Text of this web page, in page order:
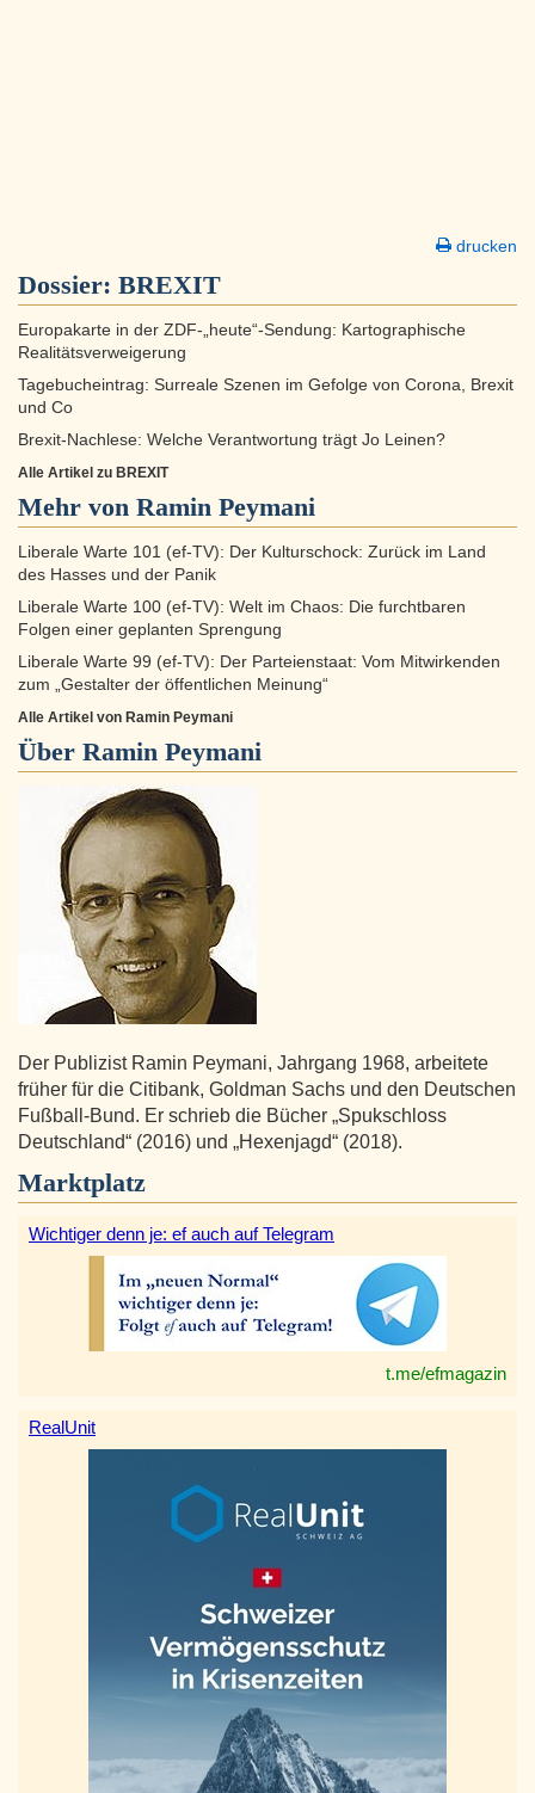
drucken
Dossier: BREXIT
Europakarte in der ZDF-„heute“-Sendung: Kartographische
Realitätsverweigerung
Tagebucheintrag: Surreale Szenen im Gefolge von Corona, Brexit
und Co
Brexit-Nachlese: Welche Verantwortung trägt Jo Leinen?
Alle Artikel zu BREXIT
Mehr von Ramin Peymani
Liberale Warte 101 (ef-TV): Der Kulturschock: Zurück im Land
des Hasses und der Panik
Liberale Warte 100 (ef-TV): Welt im Chaos: Die furchtbaren
Folgen einer geplanten Sprengung
Liberale Warte 99 (ef-TV): Der Parteienstaat: Vom Mitwirkenden
zum „Gestalter der öffentlichen Meinung“
Alle Artikel von Ramin Peymani
Über Ramin Peymani
Der Publizist Ramin Peymani, Jahrgang 1968, arbeitete
früher für die Citibank, Goldman Sachs und den Deutschen
Fußball-Bund. Er schrieb die Bücher „Spukschloss
Deutschland“ (2016) und „Hexenjagd“ (2018).
Marktplatz
Wichtiger denn je: ef auch auf Telegram
t.me/efmagazin
RealUnit